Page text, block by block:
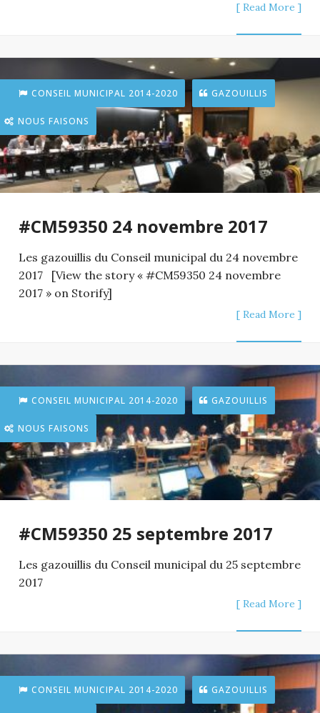
[ Read More ]
CONSEIL MUNICIPAL 2014-2020 GAZOUILLIS
NOUS FAISONS
#CM59350 24 novembre 2017
Les gazouillis du Conseil municipal du 24 novembre
2017 [View the story « #CM59350 24 novembre
2017 » on Storify]
[ Read More ]
CONSEIL MUNICIPAL 2014-2020 GAZOUILLIS
NOUS FAISONS
#CM59350 25 septembre 2017
Les gazouillis du Conseil municipal du 25 septembre
2017
[ Read More ]
CONSEIL MUNICIPAL 2014-2020 GAZOUILLIS